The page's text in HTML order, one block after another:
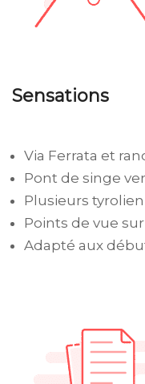
Sensations
Via Ferrata et
Pont de singe
Plusieurs
Points de vue
Adapté aux